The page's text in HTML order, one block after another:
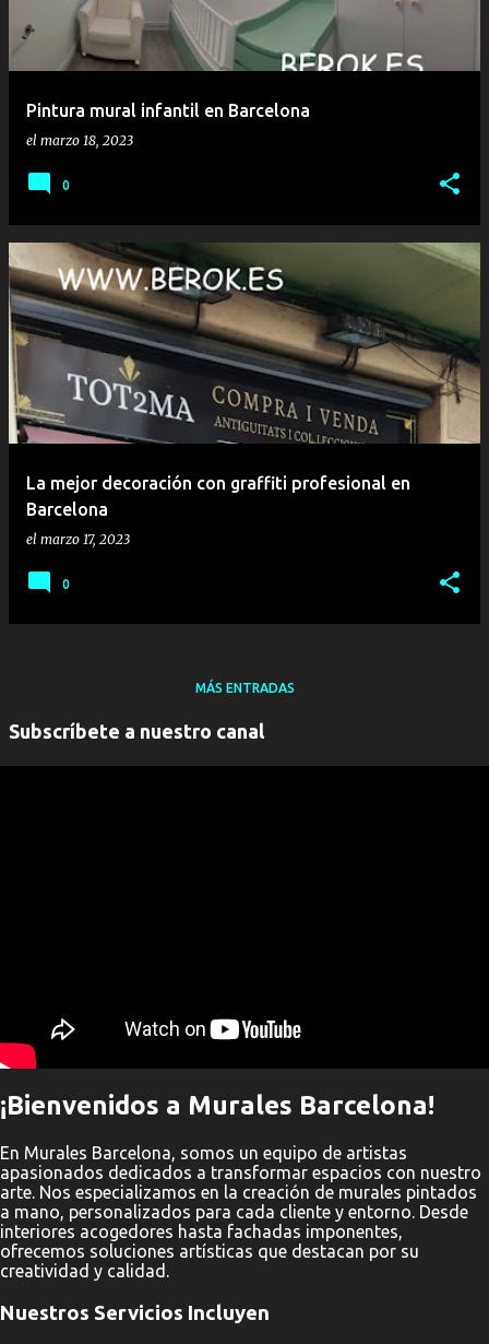
Pintura mural infantil en Barcelona
el marzo 18, 2023
0
La mejor decoración con graffiti profesional en
Barcelona
el marzo 17, 2023
0
MÁS ENTRADAS
Subscríbete a nuestro canal
¡Bienvenidos a Murales Barcelona!
En Murales Barcelona, somos un equipo de artistas
apasionados dedicados a transformar espacios con nuestro
arte. Nos especializamos en la creación de murales pintados
a mano, personalizados para cada cliente y entorno. Desde
interiores acogedores hasta fachadas imponentes,
ofrecemos soluciones artísticas que destacan por su
creatividad y calidad.
Nuestros Servicios Incluyen